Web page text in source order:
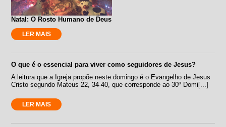
Natal: O Rosto Humano de Deus
LER MAIS
O que é o essencial para viver como seguidores de Jesus?
A leitura que a Igreja propõe neste domingo é o Evangelho de Jesus
Cristo segundo Mateus 22, 34-40, que corresponde ao 30º Domi[...]
LER MAIS